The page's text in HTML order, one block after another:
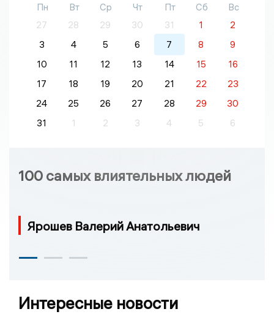
Пн Вт Ср Чт Пт Сб
Вс
27
28 29 30 31 1
2
3
4 5 6 7 8
9
10
11 12 13 14 15
16
17
18 19 20 21 22
23
24
25 26 27 28 29
30
31
1 2 3 4 5 6
100 самых влиятельных людей
Ярошев Валерий Анатольевич
Интересные новости